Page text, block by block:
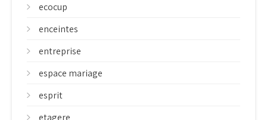
ecocup
enceintes
entreprise
espace mariage
esprit
etagere